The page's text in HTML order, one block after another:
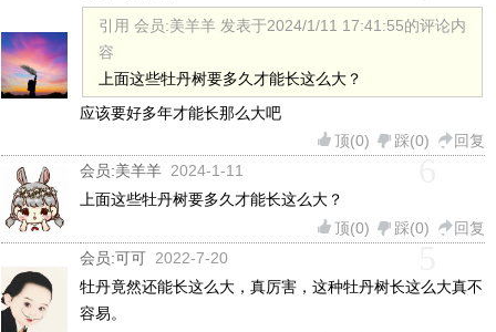
引用 会员:美羊羊 发表于2024/1/11 17:41:55的评论内
容
上面这些牡丹树要多久才能长这么大？
应该要好多年才能长那么大吧
顶(0) 踩(0)
回复
会员:美羊羊 2024-1-11
上面这些牡丹树要多久才能长这么大？
顶(0) 踩(0)
回复
会员:可可 2022-7-20
牡丹竟然还能长这么大，真厉害，这种牡丹树长这么大真不
容易。